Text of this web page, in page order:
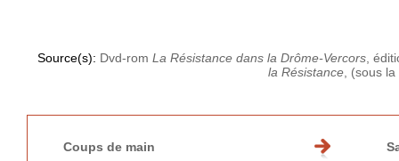
Source(s): Dvd-rom La Résistance dans la Drôme-Vercors ,
la Résistance , (sous
Coups de main